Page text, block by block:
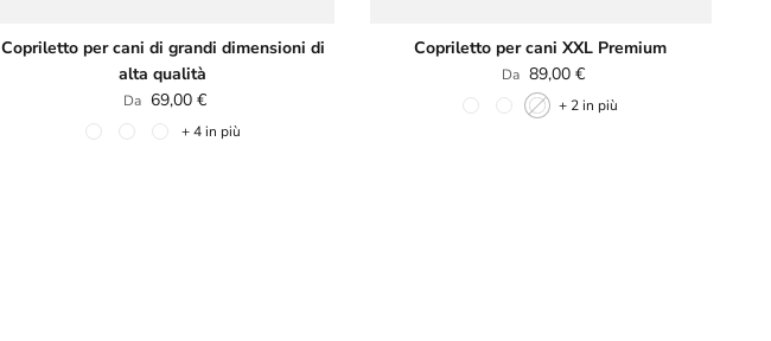
Copriletto per cani di grandi dimensioni di
alta qualità
Prezzo normale
Da 69,00 €
+ 4 in più
Copriletto per cani XXL Premium
Prezzo normale
Da 89,00 €
+ 2 in più